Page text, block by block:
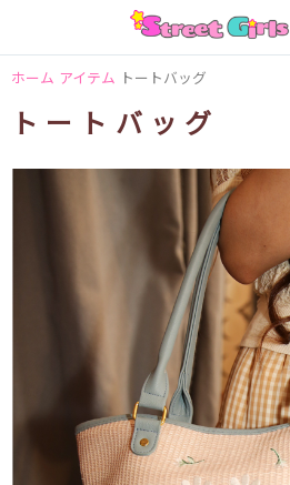
ホーム アイテム トートバッグ
トートバッグ